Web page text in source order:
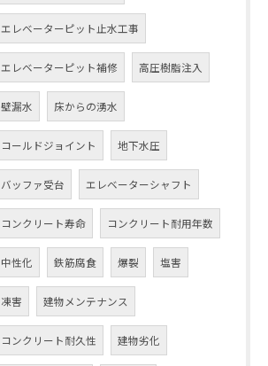
エレベーターピット止水工事
エレベーターピット補修 高圧樹脂注入
壁漏水 床からの湧水
コールドジョイント 地下水圧
バッファ受台 エレベーターシャフト
コンクリート寿命 コンクリート耐用年数
中性化 鉄筋腐食 爆裂 塩害
凍害 建物メンテナンス
コンクリート耐久性 建物劣化